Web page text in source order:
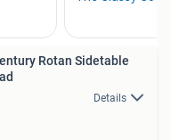
Rotan Sidetable
Details